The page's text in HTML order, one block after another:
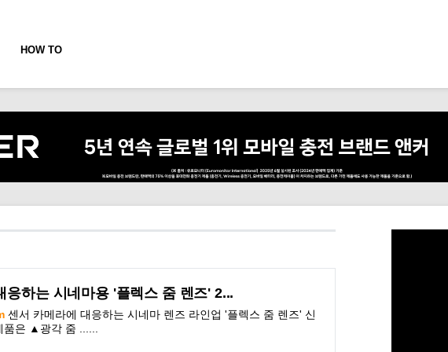
HOW TO
응하는 시네마용 '플렉스 줌 렌즈' 2...
센서 카메라에 대응하는 시네마 렌즈 라인업 '플렉스 줌 렌즈' 신
은 ▲광각 줌 ......